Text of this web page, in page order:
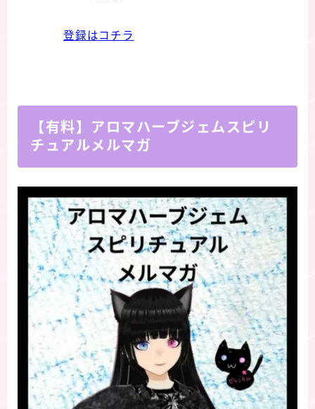
登録はコチラ
【有料】アロマハーブジェムスピリ
チュアルメルマガ